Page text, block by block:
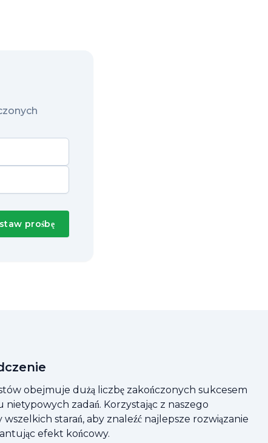
prośbę
obejmuje dużą liczbę zakończonych sukcesem
nietypowych zadań. Korzystając z naszego
starań, aby znaleźć najlepsze rozwiązanie
efekt końcowy.